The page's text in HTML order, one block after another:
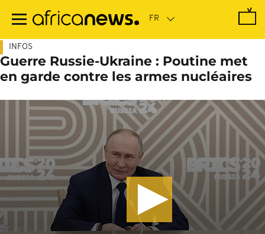
contenu
INFOS
Guerre Russie-Ukraine : Poutine met
en garde contre les armes nucléaires